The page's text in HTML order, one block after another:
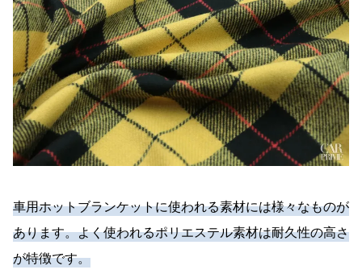
車用ホットブランケットに使われる素材には様々なものが
あります。よく使われるポリエステル素材は耐久性の高さ
が特徴です。